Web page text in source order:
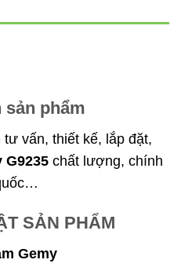
sản phẩm
tư vấn, thiết kế, lắp đặt,
G9235 chất lượng, chính
SẢN PHẨM
Gemy